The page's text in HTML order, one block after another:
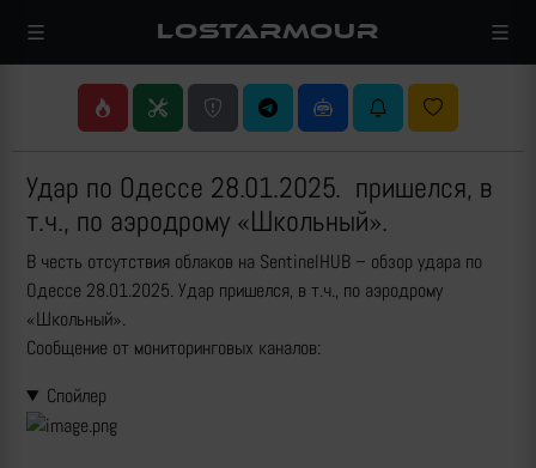
LOSTARMOUR
Удар по Одессе 28.01.2025. пришелся, в
т.ч., по аэродрому «Школьный».
В честь отсутствия облаков на SentinelHUB – обзор удара по
Одессе 28.01.2025. Удар пришелся, в т.ч., по аэродрому
«Школьный».
Сообщение от мониторинговых каналов:
Спойлер